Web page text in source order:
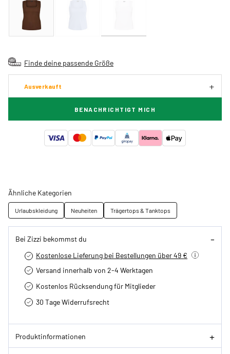
Finde deine passende Größe
Ausverkauft
BENACHRICHTIGT MICH
Ähnliche Kategorien
Urlaubskleidung Neuheiten Trägertops & Tanktops
Bei Zizzi bekommst du
Kostenlose Lieferung bei Bestellungen über 49 €
Versand innerhalb von 2-4 Werktagen
Kostenlos Rücksendung für Mitglieder
30 Tage Widerrufsrecht
Produktinformationen